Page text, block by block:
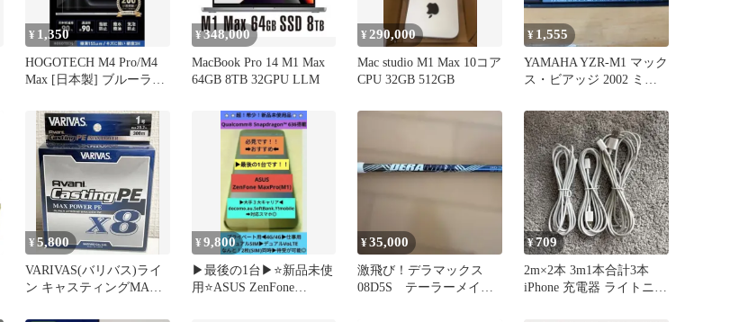
¥ 1,350
HOGOTECH M4 Pro/M4
Max [日本製] ブルーライ
¥348,000
MacBook Pro 14 M1 Max
64GB 8TB 32GPU LLM
¥ 290,000
Mac studio M1 Max 10コア
CPU 32GB 512GB
¥ 1,555
YAMAHA YZR-M1 マック
ス・ビアッジ 2002 ミニ
¥5,800
VARIVAS(バリバス)ライ
ン キャスティングMAX
¥9,800
▶最後の1台▶⭐新品未使
用⭐ASUS ZenFone
¥35,000
激飛び！デラマックス
08D5S テーラーメイド
¥709
2m×2本 3m1本合計3本
iPhone 充電器 ライトニン